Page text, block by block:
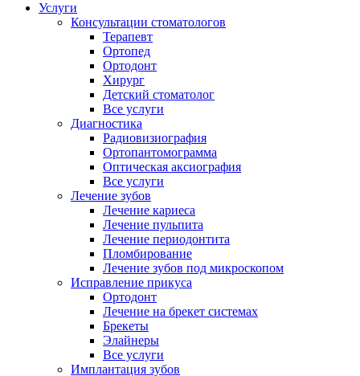
Услуги
Консультации стоматологов
Терапевт
Ортопед
Ортодонт
Хирург
Детский стоматолог
Все услуги
Диагностика
Радиовизиография
Ортопантомограмма
Оптическая аксиография
Все услуги
Лечение зубов
Лечение кариеса
Лечение пульпита
Лечение периодонтита
Пломбирование
Лечение зубов под микроскопом
Исправление прикуса
Ортодонт
Лечение на брекет системах
Брекеты
Элайнеры
Все услуги
Имплантация зубов